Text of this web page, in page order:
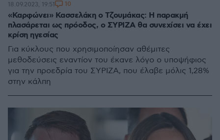
«Καρφώνει» Κασσελάκη ο Τζουμάκας: Η παρακμή
πλασάρεται ως πρόοδος, ο ΣΥΡΙΖΑ θα συνεχίσει να έχει
κρίση ηγεσίας
Για κύκλους που χρησιμοποίησαν αθέμιτες
μεθοδεύσεις εναντίον του έκανε λόγο ο υποψήφιος
για την προεδρία του ΣΥΡΙΖΑ, που έλαβε μόλις 1,28%
στην κάλπη
18.09.2023, 19:51 10